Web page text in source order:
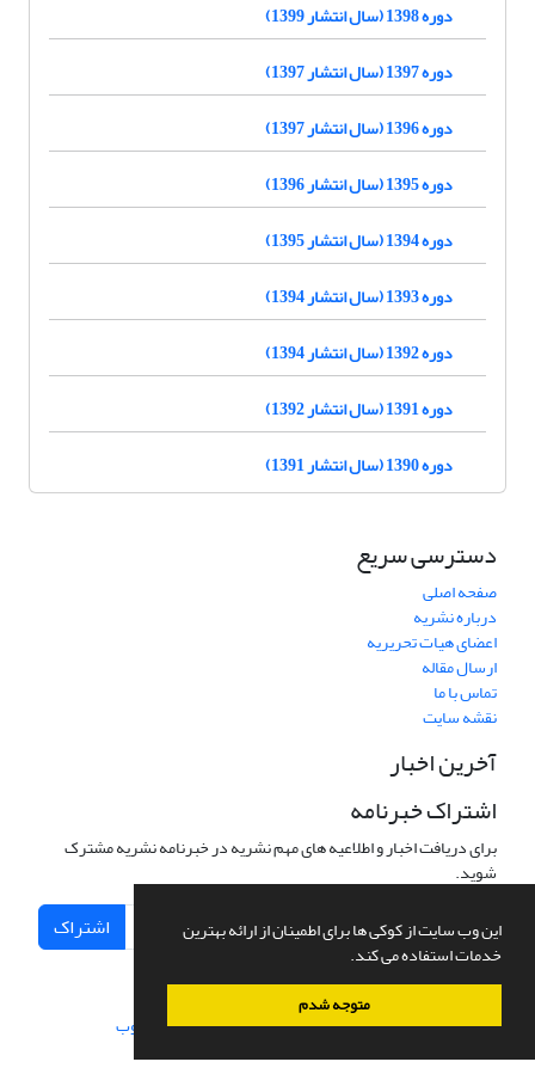
این وب سایت از کوکی ها برای اطمینان از ارائه بهترین
خدمات استفاده می کند.
متوجه شدم
دوره 1398 (سال انتشار 1399)
دوره 1397 (سال انتشار 1397)
دوره 1396 (سال انتشار 1397)
دوره 1395 (سال انتشار 1396)
دوره 1394 (سال انتشار 1395)
دوره 1393 (سال انتشار 1394)
دوره 1392 (سال انتشار 1394)
دوره 1391 (سال انتشار 1392)
دوره 1390 (سال انتشار 1391)
دسترسی سریع
صفحه اصلی
درباره نشریه
اعضای هیات تحریریه
ارسال مقاله
تماس با ما
نقشه سایت
آخرین اخبار
اشتراک خبرنامه
برای دریافت اخبار و اطلاعیه های مهم نشریه در خبرنامه نشریه مشترک
شوید.
اشتراک
سامانه مدیریت نشریات علمی.طراحی و پیاده سازی از سیناوب